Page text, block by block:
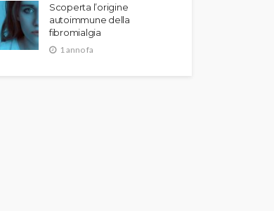
Scoperta l’origine
autoimmune della
fibromialgia
1 anno fa